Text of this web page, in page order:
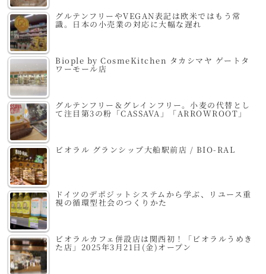
グルテンフリーやVEGAN表記は欧米ではもう常
識。日本の小売業の対応に大幅な遅れ
Biople by CosmeKitchen タカシマヤ ゲートタ
ワーモール店
グルテンフリー＆グレインフリー。小麦の代替とし
て注目第3の粉「CASSAVA」「ARROWROOT」
ビオラル グランシップ大船駅前店 / BIO-RAL
ドイツのデポジットシステムから学ぶ、リユース重
視の循環型社会のつくりかた
ビオラルカフェ併設店は関西初！「ビオラルうめき
た店」2025年3月21日(金)オープン